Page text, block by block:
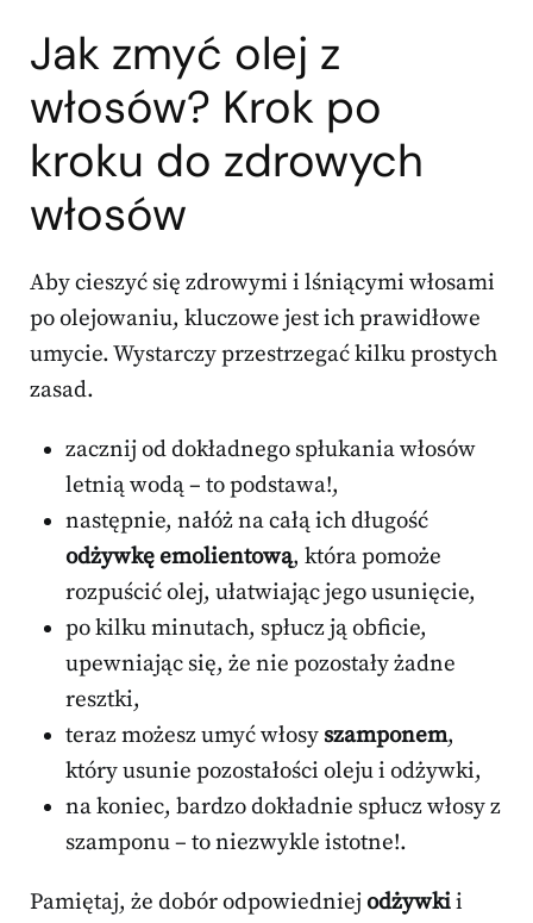
Jak zmyć olej z
włosów? Krok po
kroku do zdrowych
włosów
Aby cieszyć się zdrowymi i lśniącymi włosami
po olejowaniu, kluczowe jest ich prawidłowe
umycie. Wystarczy przestrzegać kilku prostych
zasad.
zacznij od dokładnego spłukania włosów
letnią wodą – to podstawa!,
następnie, nałóż na całą ich długość
odżywkę emolientową, która pomoże
rozpuścić olej, ułatwiając jego usunięcie,
po kilku minutach, spłucz ją obficie,
upewniając się, że nie pozostały żadne
resztki,
teraz możesz umyć włosy szamponem,
który usunie pozostałości oleju i odżywki,
na koniec, bardzo dokładnie spłucz włosy z
szamponu – to niezwykle istotne!.
Pamiętaj, że dobór odpowiedniejodżywkii